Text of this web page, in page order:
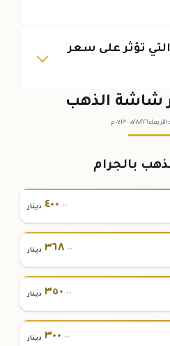
تؤثر على سعر
شاشة الذهب
: الأربعاء ٠٥ /٠٨/٢٠٢٦ - ٠٧:٢٣م
بالجرام
٤٠٠.٠٠ دينار
٣٦٨.٠٠ دينار
٣٥٠.٠٠ دينار
٣٠٠.٠٠ دينار